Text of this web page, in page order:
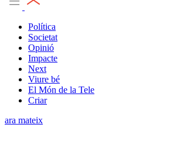
Política
Societat
Opinió
Impacte
Next
Viure bé
El Món de la Tele
Criar
ara mateix